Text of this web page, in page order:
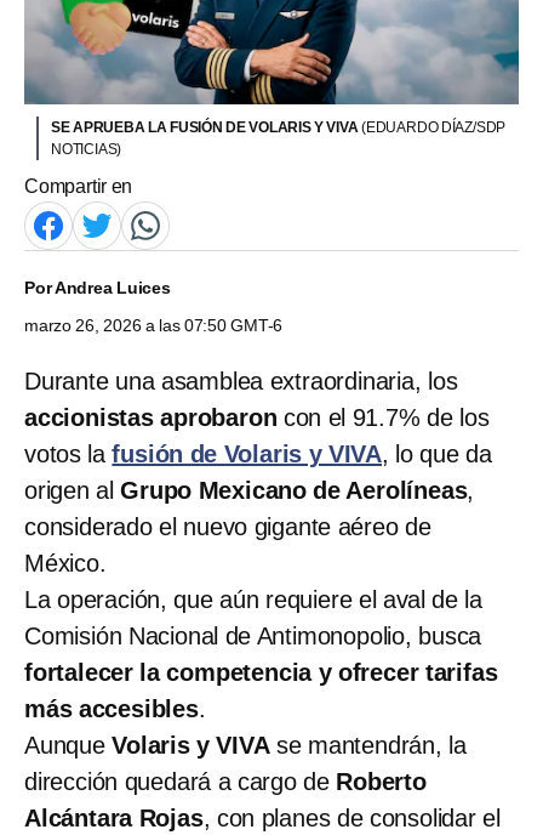
SE APRUEBA LA FUSIÓN DE VOLARIS Y VIVA(EDUARDO DÍAZ/SDP
NOTICIAS)
Compartir en
PorAndrea Luices
marzo 26, 2026 a las 07:50 GMT-6
Durante una asamblea extraordinaria, los
accionistas aprobaron con el 91.7% de los
votos la fusión de Volaris y VIVA, lo que da
origen alGrupo Mexicano de Aerolíneas,
considerado el nuevo gigante aéreo de
México.
La operación, que aún requiere el aval de la
Comisión Nacional de Antimonopolio, busca
fortalecer la competencia y ofrecer tarifas
más accesibles.
AunqueVolaris y VIVAse mantendrán, la
dirección quedará a cargo de Roberto
Alcántara Rojas, con planes de consolidar el